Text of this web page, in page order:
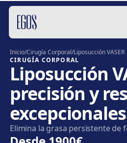
Saltar al contenido
Inicio/Cirugía Corporal/Liposucción VASER
CIRUGÍA CORPORAL
Liposucción
precisión y
excepcionales
Elimina la grasa persistente de